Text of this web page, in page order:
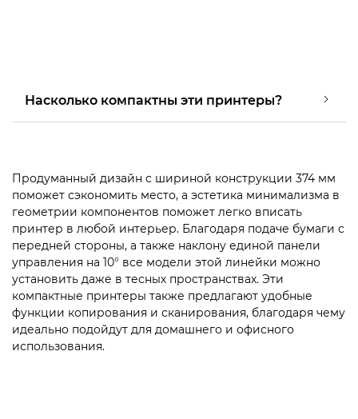
Насколько компактны эти принтеры?
Продуманный дизайн с шириной конструкции 374 мм
поможет сэкономить место, а эстетика минимализма в
геометрии компонентов поможет легко вписать
принтер в любой интерьер. Благодаря подаче бумаги с
передней стороны, а также наклону единой панели
управления на 10° все модели этой линейки можно
установить даже в тесных пространствах. Эти
компактные принтеры также предлагают удобные
функции копирования и сканирования, благодаря чему
идеально подойдут для домашнего и офисного
использования.